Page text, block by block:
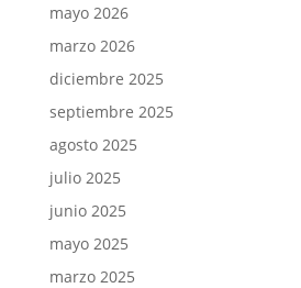
mayo 2026
marzo 2026
diciembre 2025
septiembre 2025
agosto 2025
julio 2025
junio 2025
mayo 2025
marzo 2025